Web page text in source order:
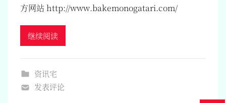
方网站 http://www.bakemonogatari.com/
继续阅读
资讯宅
发表评论